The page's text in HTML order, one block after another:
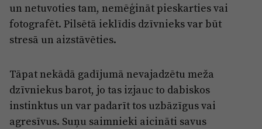
un netuvoties tam, nemēģināt pieskarties vai
fotografēt. Pilsētā ieklīdis dzīvnieks var būt
stresā un aizstāvēties.
Tāpat nekādā gadījumā nevajadzētu meža
dzīvniekus barot, jo tas izjauc to dabiskos
instinktus un var padarīt tos uzbāzīgus vai
agresīvus. Suņu saimnieki aicināti savus